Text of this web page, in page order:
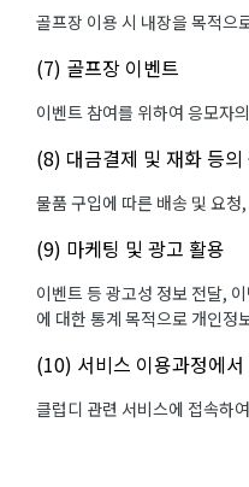
골프장 이용 시 내장을 목적으
(7) 골프장 이벤트
이벤트 참여를 위하여 응모자
(8) 대금결제 및 재화 등의
물품 구입에 따른 배송 및 요
(9) 마케팅 및 광고 활용
이벤트 등 광고성 정보 전달,
에 대한 통계 목적으로 개인정
(10) 서비스 이용과정에
클럽디 관련 서비스에 접속하